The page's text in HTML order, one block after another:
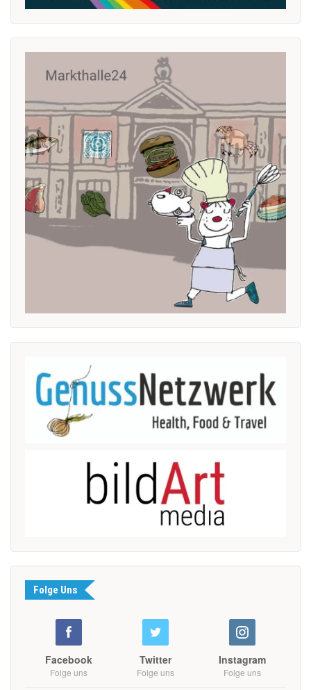
Folge Uns
Facebook
Folge uns
Twitter
Folge uns
Instagram
Folge uns